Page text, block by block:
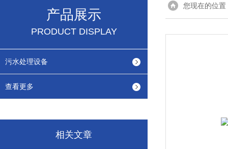
产品展示
PRODUCT DISPLAY
污水处理设备
查看更多
相关文章
您现在的位置